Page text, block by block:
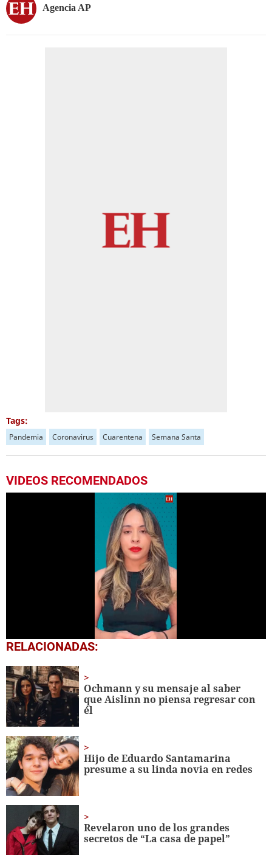
Agencia AP
Tags:
Pandemia Coronavirus Cuarentena Semana Santa
VIDEOS RECOMENDADOS
0
seconds
1
minute,
11
seconds
RELACIONADAS:
Ochmann y su mensaje al saber
que Aislinn no piensa regresar con
él
Hijo de Eduardo Santamarina
presume a su linda novia en redes
Revelaron uno de los grandes
secretos de “La casa de papel”